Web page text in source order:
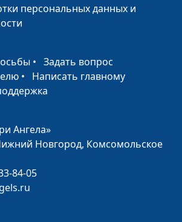
Драч, врач-хирург
Анна Ронжина, Елена
медицинских наук
Шелягина, кандидат
медицинских наук
Анна Ронжина, Елена
Шелягина, кандидат
персональных данных и
• Задать вопрос
• Написать главному
Ангела»
Новгород, Комсомольское
84-05